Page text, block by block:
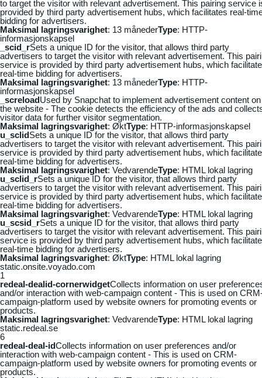
to target the visitor with relevant advertisement. This pairing service
provided by third party advertisement hubs, which facilitates real-
bidding for advertisers.
Maksimal lagringsvarighet: 13 månederType: HTTP-
informasjonskapsel
_scid_rSets a unique ID for the visitor, that allows third party
advertisers to target the visitor with relevant advertisement. This
service is provided by third party advertisement hubs, which
real-time bidding for advertisers.
Maksimal lagringsvarighet: 13 månederType: HTTP-
informasjonskapsel
_screloadUsed by Snapchat to implement advertisement content on
the website - The cookie detects the efficiency of the ads and
visitor data for further visitor segmentation.
Maksimal lagringsvarighet: ØktType: HTTP-informasjonskapsel
u_sclidSets a unique ID for the visitor, that allows third party
advertisers to target the visitor with relevant advertisement. This
service is provided by third party advertisement hubs, which
real-time bidding for advertisers.
Maksimal lagringsvarighet: VedvarendeType: HTML lokal lagring
u_sclid_rSets a unique ID for the visitor, that allows third party
advertisers to target the visitor with relevant advertisement. This
service is provided by third party advertisement hubs, which
real-time bidding for advertisers.
Maksimal lagringsvarighet: VedvarendeType: HTML lokal lagring
u_scsid_rSets a unique ID for the visitor, that allows third party
advertisers to target the visitor with relevant advertisement. This
service is provided by third party advertisement hubs, which
real-time bidding for advertisers.
Maksimal lagringsvarighet: ØktType: HTML lokal lagring
static.onsite.voyado.com
1
redeal-dealid-cornerwidgetCollects information on user
and/or interaction with web-campaign content - This is used on
campaign-platform used by website owners for promoting events or
products.
Maksimal lagringsvarighet: VedvarendeType: HTML lokal lagring
static.redeal.se
6
redeal-deal-idCollects information on user preferences and/or
interaction with web-campaign content - This is used on CRM-
campaign-platform used by website owners for promoting events or
products.